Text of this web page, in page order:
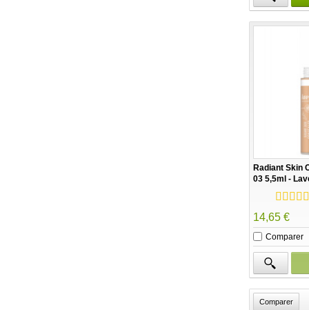
Radiant Skin
03 5,5ml -
14,65 €
Comparer